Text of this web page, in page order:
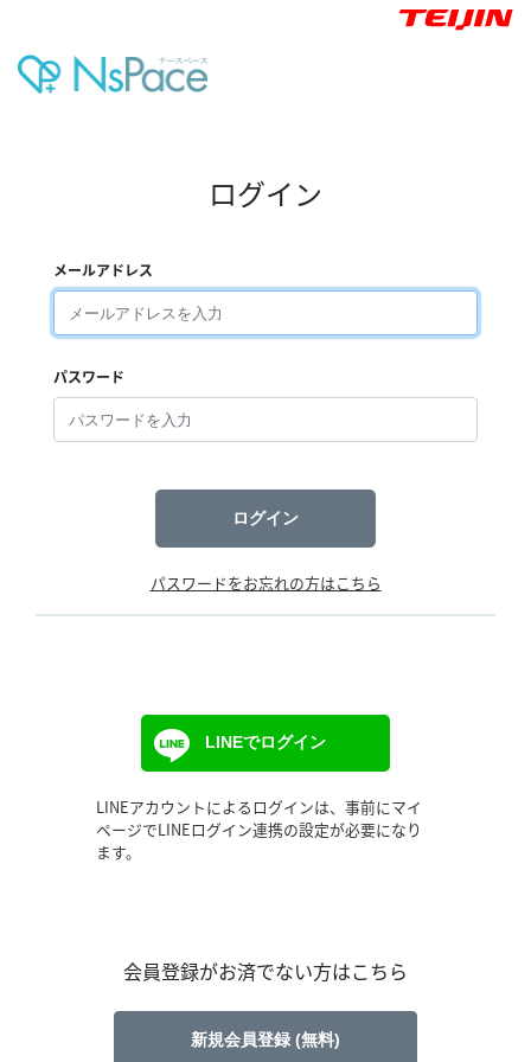
ログイン
メールアドレス
パスワード
ログイン
パスワードをお忘れの方はこちら
LINEでログイン
LINEアカウントによるログインは、事前にマイ
ページでLINEログイン連携の設定が必要になり
ます。
会員登録がお済でない方はこちら
新規会員登録 (無料)